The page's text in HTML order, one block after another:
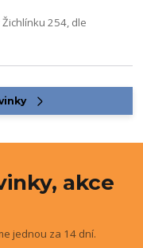
254, dle
akce
jednou za 14 dní.